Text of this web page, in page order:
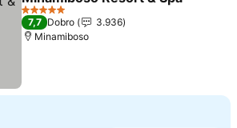
5 Zvezdice
7,7 Dobro
3.936
Minamiboso